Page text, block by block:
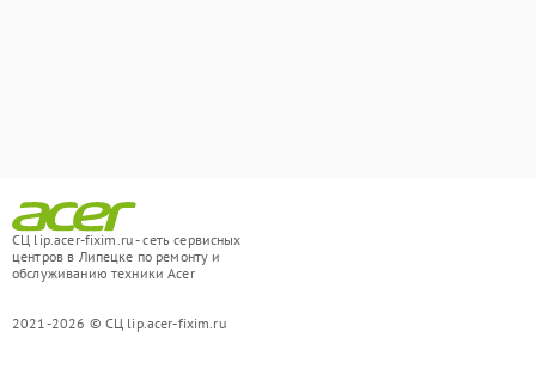
СЦ lip.acer-fixim.ru - сеть сервисных
центров в Липецке по ремонту и
обслуживанию техники Acer
2021-2026 © СЦ lip.acer-fixim.ru